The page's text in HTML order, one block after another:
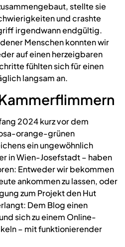
stellte sie
und crashte
irgendwann endgültig.
Menschen konnten wir
auf einen herzeigbaren
fühlten sich für einen
langsam an.
2024 kurz vor dem
orange-grünen
ein ungewöhnlich
in Wien-Josefstadt – haben
Entweder wir bekommen
ankommen zu lassen, oder
zum Projekt den Hut
Dem Blog einen
sich zu einem Online-
– mit funktionierender